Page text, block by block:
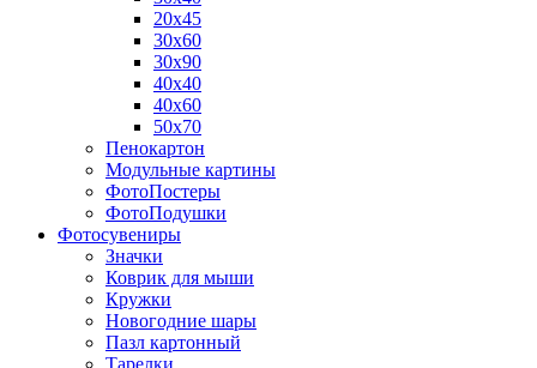
20х45
30х60
30х90
40х40
40х60
50х70
Пенокартон
Модульные картины
ФотоПостеры
ФотоПодушки
Фотоcувениры
Значки
Коврик для мыши
Кружки
Новогодние шары
Пазл картонный
Тарелки